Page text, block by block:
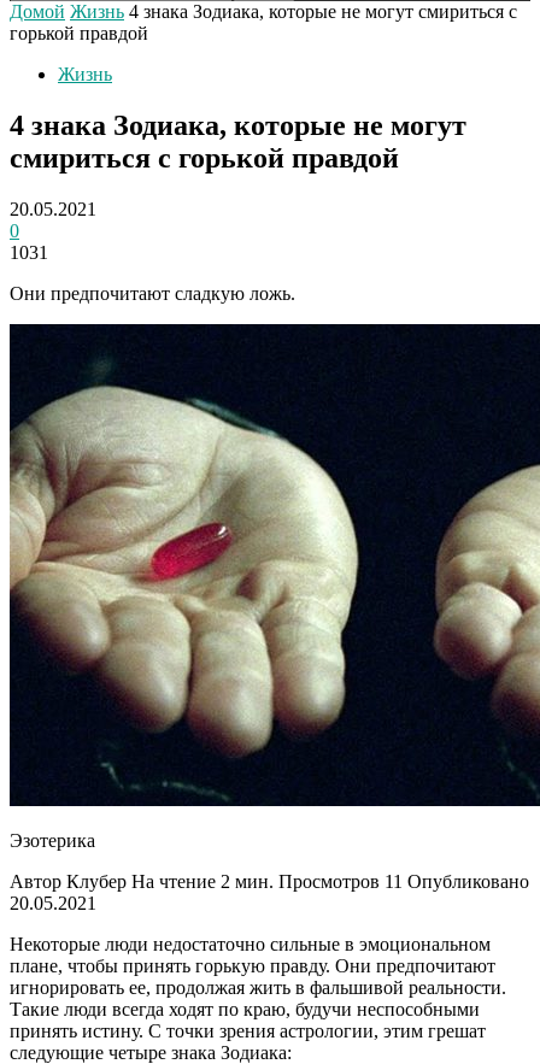
Домой Жизнь 4 знака Зодиака, которые не могут смириться с
горькой правдой
Жизнь
4 знака Зодиака, которые не могут
смириться с горькой правдой
20.05.2021
0
1031
Они предпочитают сладкую ложь.
Эзотерика
Автор Клубер На чтение 2 мин. Просмотров 11 Опубликовано
20.05.2021
Некоторые люди недостаточно сильные в эмоциональном
плане, чтобы принять горькую правду. Они предпочитают
игнорировать ее, продолжая жить в фальшивой реальности.
Такие люди всегда ходят по краю, будучи неспособными
принять истину. С точки зрения астрологии, этим грешат
следующие четыре знака Зодиака: